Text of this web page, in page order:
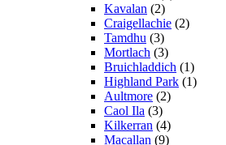
Kavalan (2)
Craigellachie (2)
Tamdhu (3)
Mortlach (3)
Bruichladdich (1)
Highland Park (1)
Aultmore (2)
Caol Ila (3)
Kilkerran (4)
Macallan (9)